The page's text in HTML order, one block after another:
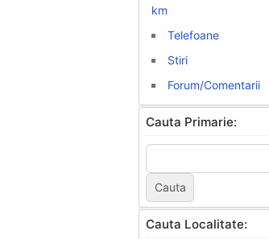
km
Telefoane
Stiri
Forum/Comentarii
Cauta Primarie:
Cauta Localitate: